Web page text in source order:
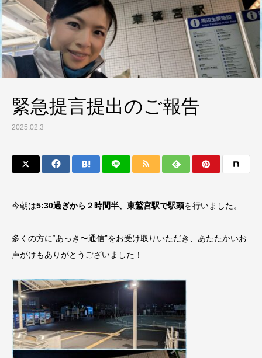
緊急提言提出のご報告
2025.02.3
今朝は5:30過ぎから２時間半、東鷲宮駅で駅頭を行いました。
多くの方に“あっき〜通信”をお受け取りいただき、あたたかいお
声がけもありがとうございました！